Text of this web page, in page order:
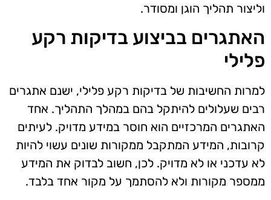
וליצור תהליך הוגן ומסודר.
האתגרים בביצוע בדיקות רקע
פלילי
למרות החשיבות של בדיקות רקע פלילי, ישנם אתגרים
רבים שעלולים להיתקל בהם במהלך התהליך. אחד
האתגרים המרכזיים הוא חוסר במידע מדויק. לעיתים
קרובות, המידע המתקבל ממקורות שונים עשוי להיות
לא עדכני או לא מדויק. לכן, חשוב לבדוק את המידע
ממספר מקורות ולא להסתמך על מקור אחד בלבד.